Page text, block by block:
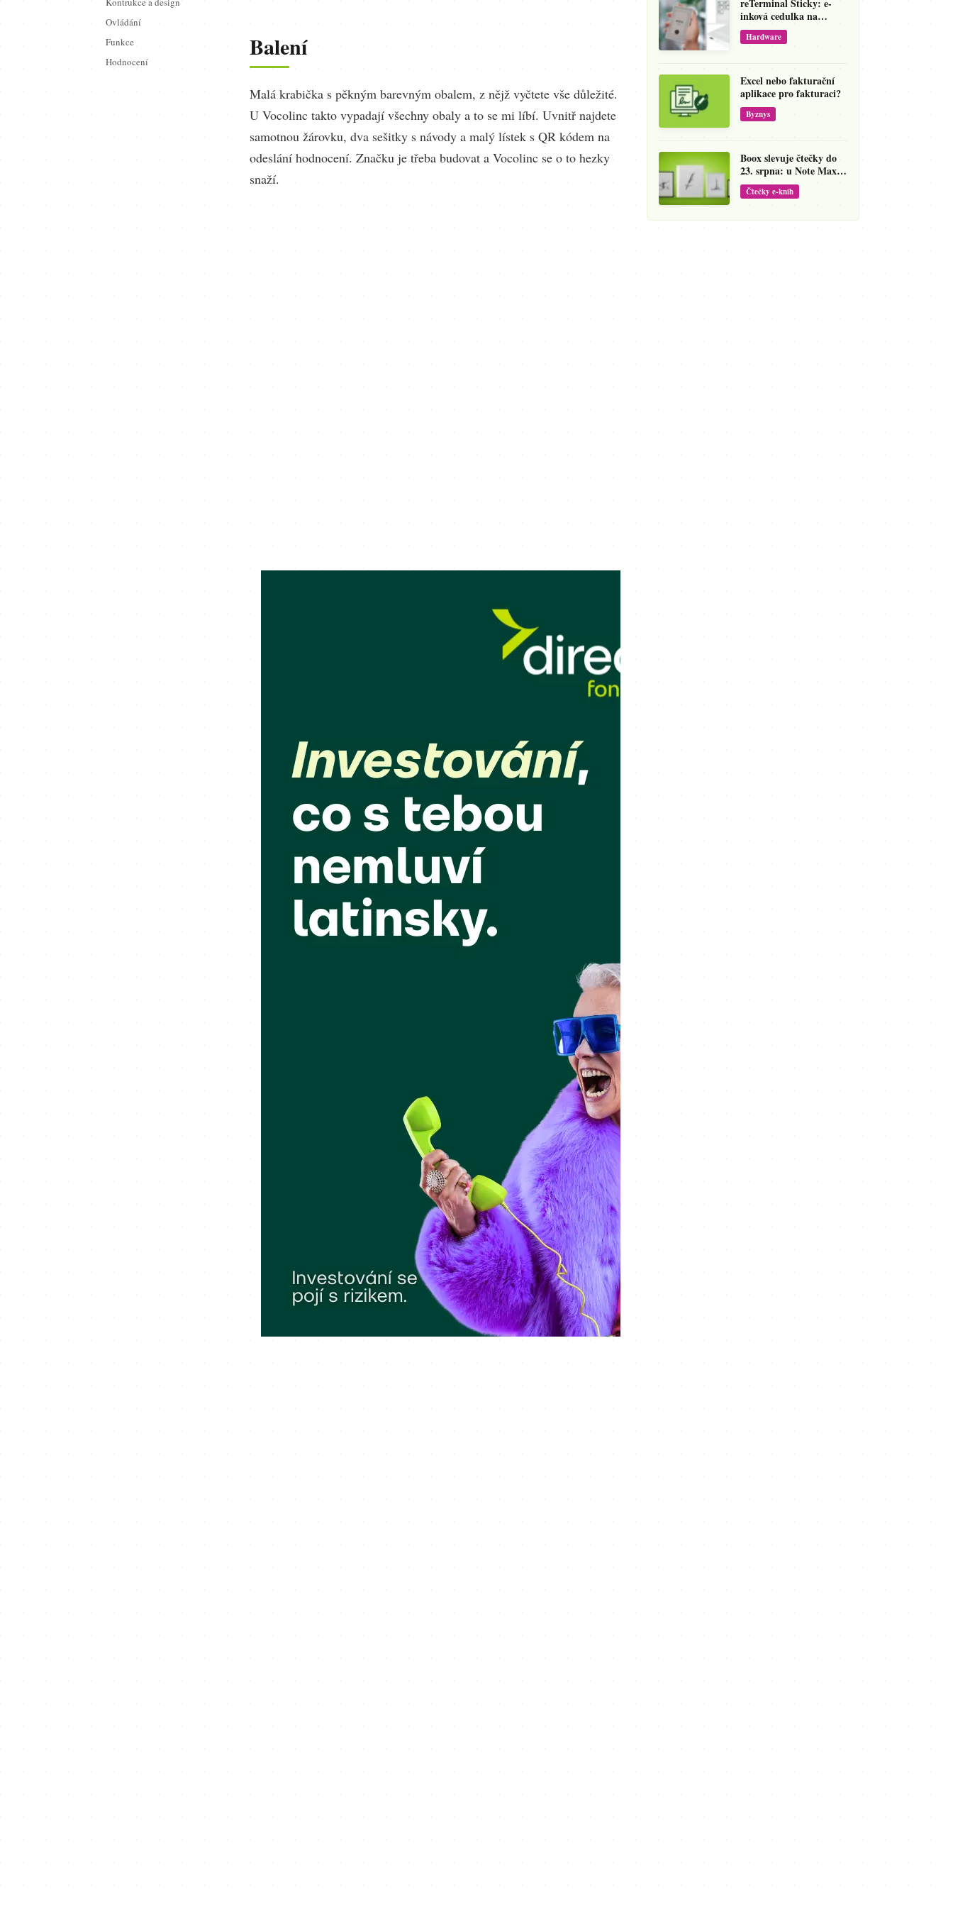
Ovládání
Funkce
Hodnocení
Balení
Malá krabička s pěkným barevným obalem, z nějž vyčtete vše důležité.
U Vocolinc takto vypadají všechny obaly a to se mi líbí. Uvnitř najdete
samotnou žárovku, dva sešitky s návody a malý lístek s QR kódem na
odeslání hodnocení. Značku je třeba budovat a Vocolinc se o to hezky
snaží.
reTerminal Sticky: e-
inková cedulka na
ledničku, která přepíše
váš hlas na vzkaz
Hardware
Excel nebo fakturační
aplikace pro fakturaci?
Byznys
Boox slevuje čtečky do
23. srpna: u Note Maxu
jde cena dolů o 138 eur
Čtečky e-knih